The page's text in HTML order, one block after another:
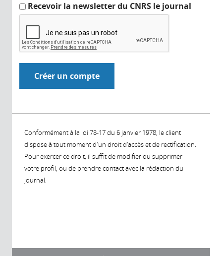
Recevoir la newsletter du CNRS le journal
Conformément à la loi 78-17 du 6 janvier 1978, le client
dispose à tout moment d'un droit d'accès et de rectification.
Pour exercer ce droit, il suffit de modifier ou supprimer
votre profil, ou de prendre contact avec la rédaction du
journal.